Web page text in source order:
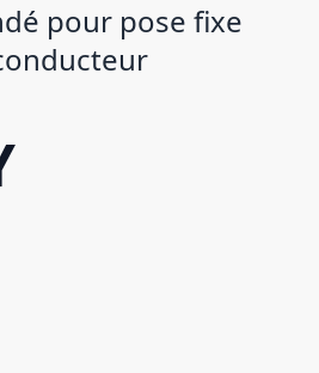
pour pose fixe